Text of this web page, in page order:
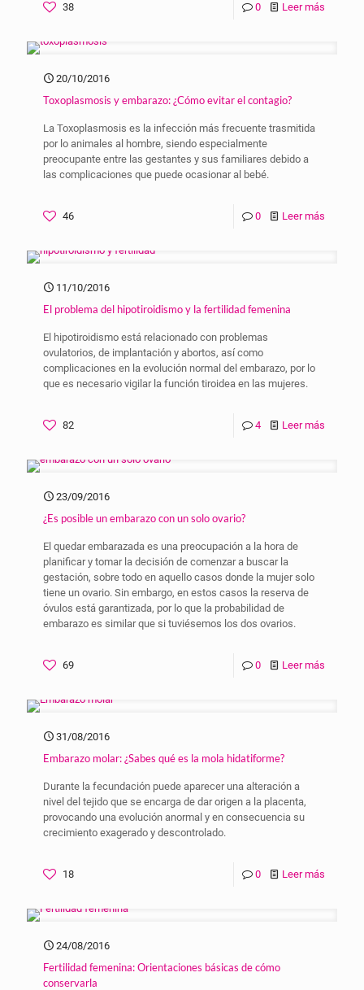
38 0 Leer más
20/10/2016
Toxoplasmosis y embarazo: ¿Cómo evitar el contagio?
La Toxoplasmosis es la infección más frecuente trasmitida
por lo animales al hombre, siendo especialmente
preocupante entre las gestantes y sus familiares debido a
las complicaciones que puede ocasionar al bebé.
46 0 Leer más
11/10/2016
El problema del hipotiroidismo y la fertilidad femenina
El hipotiroidismo está relacionado con problemas
ovulatorios, de implantación y abortos, así como
complicaciones en la evolución normal del embarazo, por lo
que es necesario vigilar la función tiroidea en las mujeres.
82 4 Leer más
23/09/2016
¿Es posible un embarazo con un solo ovario?
El quedar embarazada es una preocupación a la hora de
planificar y tomar la decisión de comenzar a buscar la
gestación, sobre todo en aquello casos donde la mujer solo
tiene un ovario. Sin embargo, en estos casos la reserva de
óvulos está garantizada, por lo que la probabilidad de
embarazo es similar que si tuviésemos los dos ovarios.
69 0 Leer más
31/08/2016
Embarazo molar: ¿Sabes qué es la mola hidatiforme?
Durante la fecundación puede aparecer una alteración a
nivel del tejido que se encarga de dar origen a la placenta,
provocando una evolución anormal y en consecuencia su
crecimiento exagerado y descontrolado.
18 0 Leer más
24/08/2016
Fertilidad femenina: Orientaciones básicas de cómo
conservarla